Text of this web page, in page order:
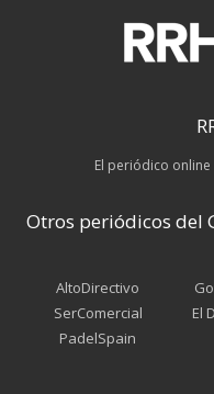
El periódico
Otros periódicos del
AltoDirectivo
SerComercial
PadelSpain
El